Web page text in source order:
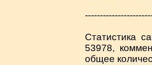
Статистика
53978,
общее